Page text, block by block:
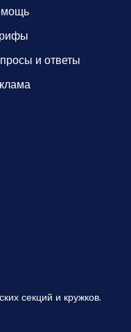
и ответы
секций и кружков.